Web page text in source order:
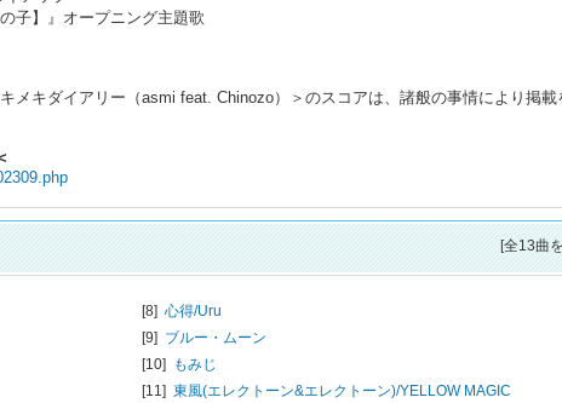
子】』オープニング主題歌
メキダイアリー（asmi feat. Chinozo）＞のスコアは、諸般の事情により掲載
[全13曲
[8] 心得/Uru
[9] ブルー・ムーン
[10] もみじ
[11] 東風(エレクトーン&エレクトーン)/YELLOW MAGIC